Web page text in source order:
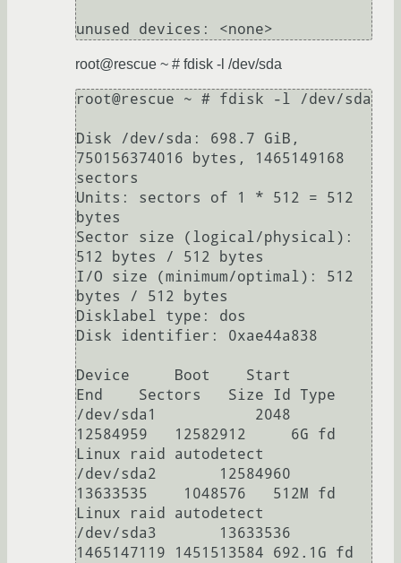
root@rescue ~ # fdisk -l /dev/sda
root@rescue ~ # fdisk -l /dev/sda
Disk /dev/sda: 698.7 GiB,
750156374016 bytes, 1465149168
sectors
Units: sectors of 1 * 512 = 512
bytes
Sector size (logical/physical):
512 bytes / 512 bytes
I/O size (minimum/optimal): 512
bytes / 512 bytes
Disklabel type: dos
Disk identifier: 0xae44a838
Device     Boot    Start
End    Sectors   Size Id Type
/dev/sda1           2048
12584959   12582912     6G fd
Linux raid autodetect
/dev/sda2       12584960
13633535    1048576   512M fd
Linux raid autodetect
/dev/sda3       13633536
1465147119 1451513584 692.1G fd